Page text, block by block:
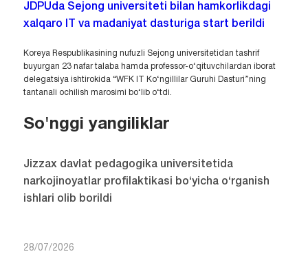
JDPUda Sejong universiteti bilan hamkorlikdagi
xalqaro IT va madaniyat dasturiga start berildi
Koreya Respublikasining nufuzli Sejong universitetidan tashrif
buyurgan 23 nafar talaba hamda professor-o‘qituvchilardan iborat
delegatsiya ishtirokida “WFK IT Ko‘ngillilar Guruhi Dasturi”ning
tantanali ochilish marosimi bo‘lib o‘tdi.
So'nggi yangiliklar
Jizzax davlat pedagogika universitetida
narkojinoyatlar profilaktikasi bo‘yicha o‘rganish
ishlari olib borildi
28/07/2026